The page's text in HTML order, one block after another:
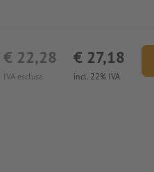
IVA esclusa
€ 22,28
incl. 22% IVA
€ 27,18